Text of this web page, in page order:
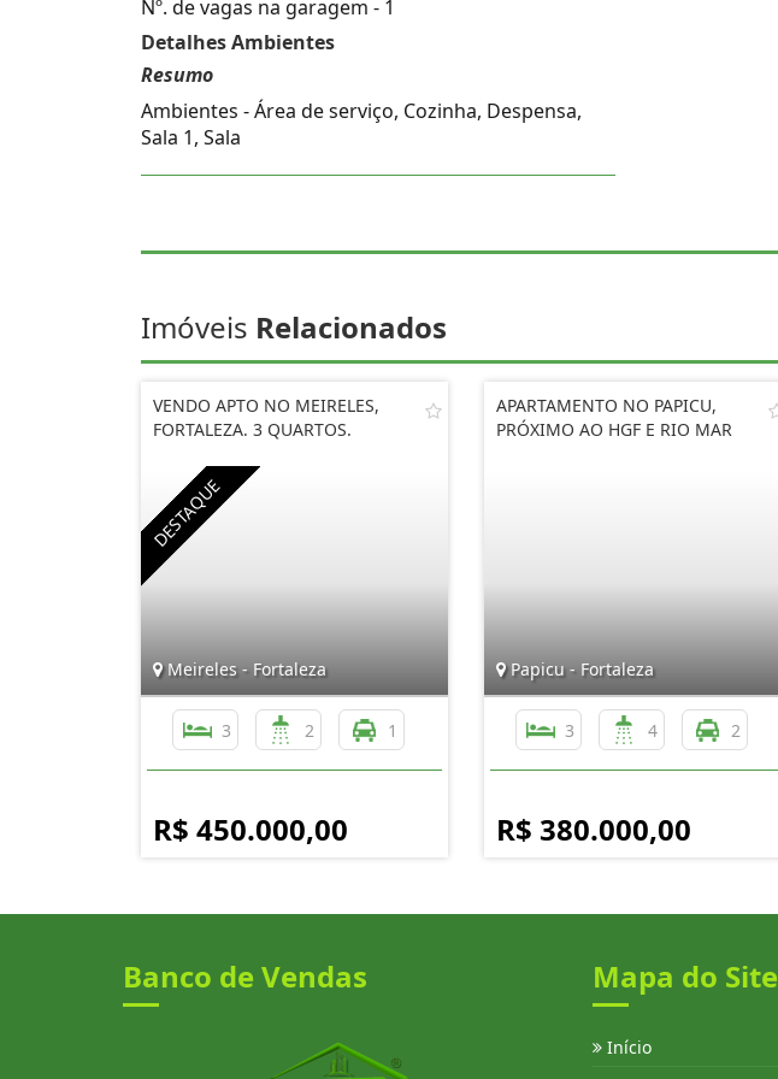
Nº. de vagas na garagem - 1
Detalhes Ambientes
Resumo
Ambientes - Área de serviço, Cozinha, Despensa,
Sala 1, Sala
Imóveis Relacionados
VENDO APTO NO MEIRELES,
FORTALEZA. 3 QUARTOS.
Meireles - Fortaleza
3 2 1
R$ 450.000,00
APARTAMENTO NO PAPICU,
PRÓXIMO AO HGF E RIO MAR
Papicu - Fortaleza
3 4 2
R$ 380.000,00
Banco de Vendas Mapa do Site
Início